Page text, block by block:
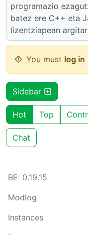
programazio
batez ere C++ eta
lizentziapean
You must log in
Sidebar
Hot Top
Chat
BE: 0.19.15
Modlog
Instances